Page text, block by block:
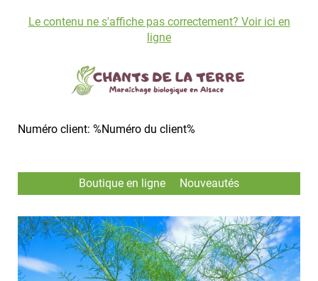
Le contenu ne s'affiche pas correctement? Voir ici en
ligne
Numéro client: %Numéro du client%
Boutique en ligne Nouveautés